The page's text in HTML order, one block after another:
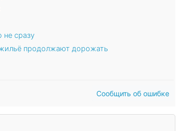
не сразу
продолжают дорожать
Сообщить об ошибке